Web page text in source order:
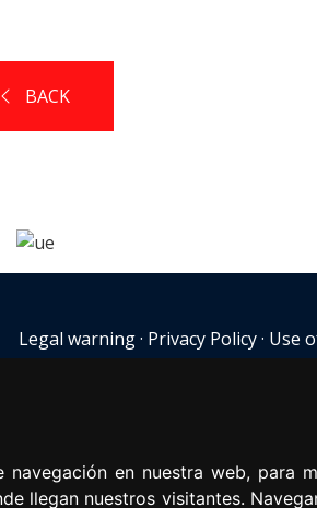
en nuestra web, para
llegan nuestros visitantes.
BACK
Legal warning· Privacy Policy· Use